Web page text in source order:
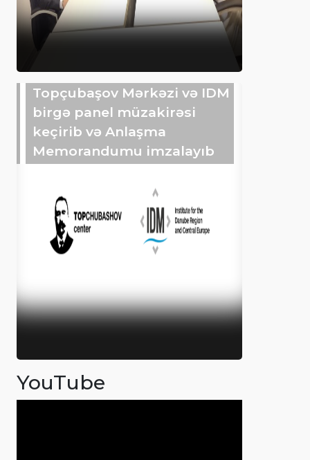
Topçubaşov Mərkəzi və IDM
birgə panel müzakirəsi
keçirib və Anlaşma
Memorandumu imzalayıb
YouTube